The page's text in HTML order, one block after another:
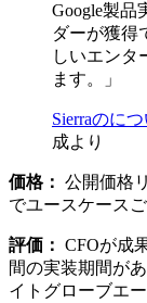
Google製品
ダーが獲得
しいエンタ
ます。」
Sierraのに
成より
価格： 公開価格
でユースケース
評価： CFOが成
間の実装期間が
イトグローブエ